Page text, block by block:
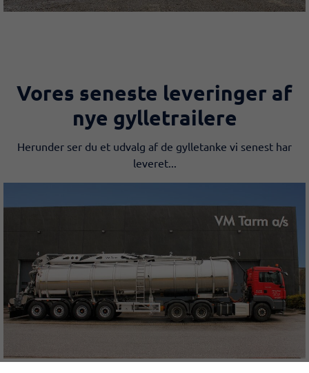
Vores seneste leveringer​ af
nye gylletrailere
Herunder ser du et udvalg af de​ gylletanke vi senest har
leveret...